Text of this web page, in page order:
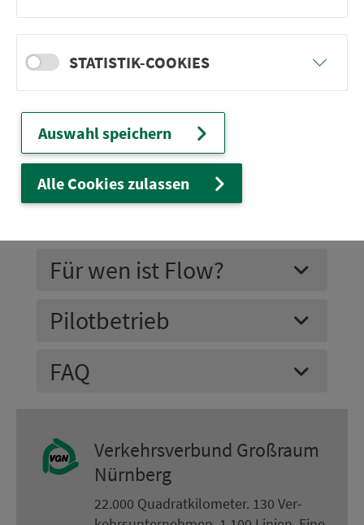
Vorteile
Ticketvergleich
So funktioniert’s
Für wen ist Flow?
Pilotbetrieb
FAQ
Ver­kehrs­ver­bund Groß­raum
Nürn­berg
22.000 Qua­drat­ki­lo­me­ter. 130 Ver­
STATISTIK-COOKIES
Auswahl speichern
Alle Cookies zulassen